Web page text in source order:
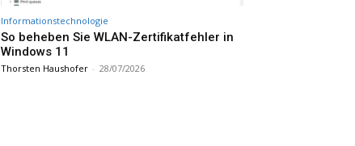
Informationstechnologie
So beheben Sie WLAN-Zertifikatfehler in
Windows 11
Thorsten Haushofer - 28/07/2026